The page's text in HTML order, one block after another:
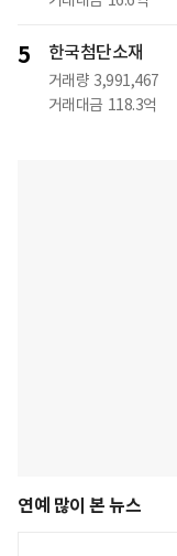
5 한국첨단소재
거래량 3,991,467
거래대금 118.3억
연예 많이 본 뉴스